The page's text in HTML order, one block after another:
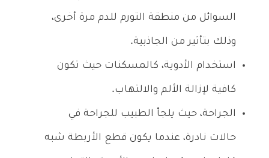
السوائل من منطقة التورم للدم مرة أخرى،
وذلك بتأثير من الجاذبية.
استخدام الأدوية، كالمسكنات حيث تكون
كافية لإزالة الألم والالتهاب.
الجراحة، حيث يلجأ الطبيب للجراحة في
حالات نادرة، عندما يكون قطع الأربطة شبه